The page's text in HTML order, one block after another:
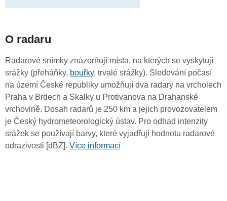
O radaru
Radarové snímky znázorňují místa, na kterých se vyskytují
srážky (přeháňky, bouřky, trvalé srážky). Sledování počasí
na území České republiky umožňují dva radary na vrcholech
Praha v Brdech a Skalky u Protivanova na Drahanské
vrchovině. Dosah radarů je 250 km a jejich provozovatelem
je Český hydrometeorologický ústav. Pro odhad intenzity
srážek se používají barvy, které vyjadřují hodnotu radarové
odrazivosti [dBZ]. Více informací